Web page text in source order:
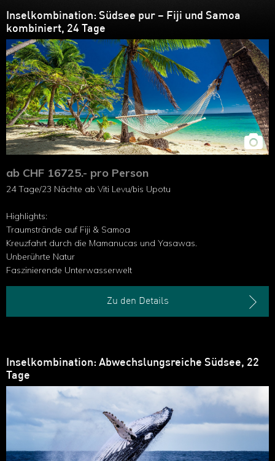
Inselkombination: Südsee pur – Fiji und Samoa
kombiniert, 24 Tage
ab CHF 16725.- pro Person
24 Tage/23 Nächte ab Viti Levu/bis Upotu
Highlights:
Traumstrände auf Fiji & Samoa
Kreuzfahrt durch die Mamanucas und Yasawas.
Unberührte Natur
Faszinierende Unterwasserwelt
Zu den Details
Inselkombination: Abwechslungsreiche Südsee, 22
Tage